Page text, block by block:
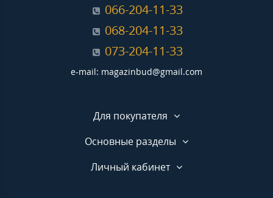
066-204-11-33
068-204-11-33
073-204-11-33
e-mail: magazinbud@gmail.com
Для покупателя
Основные разделы
Личный кабинет